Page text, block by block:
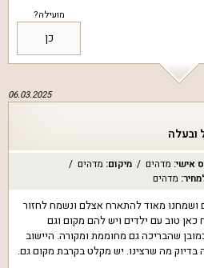
מועילה?
כן
06.03.2025
ובעלה
אישי: מדהים מיקום: מדהים
: מדהים
ושמחנו מאוד להתארח אצלם ונשמח לחזור
טוב עם ילדים ויש להם מקום וגם
שהבריכה גם מחוממת ומקורה. היישוב
בדיוק מה שרצינו. יש מקלט בקרבת מקום גם.